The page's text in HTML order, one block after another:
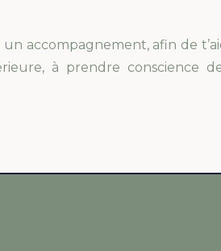
accompagnement, afin de
à prendre conscience